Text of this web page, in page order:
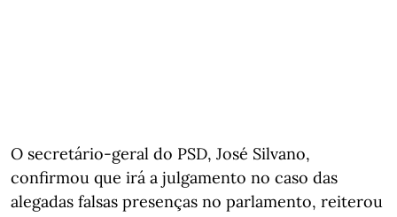
O secretário-geral do PSD, José Silvano,
confirmou que irá a julgamento no caso das
alegadas falsas presenças no parlamento, reiterou